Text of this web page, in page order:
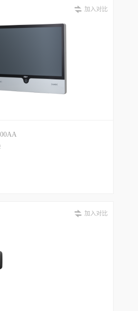
加入对比
加入对比